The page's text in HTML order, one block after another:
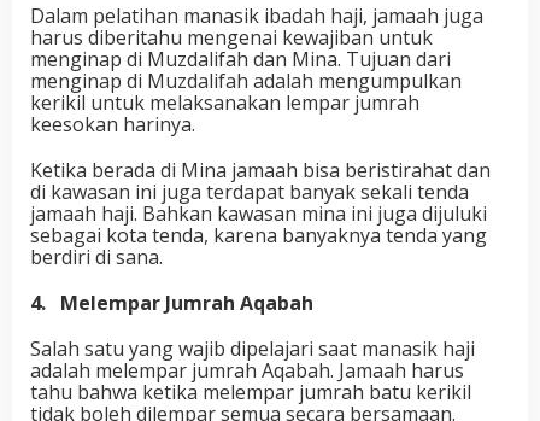
Dalam pelatihan manasik ibadah haji, jamaah juga
harus diberitahu mengenai kewajiban untuk
menginap di Muzdalifah dan Mina. Tujuan dari
menginap di Muzdalifah adalah mengumpulkan
kerikil untuk melaksanakan lempar jumrah
keesokan harinya.
Ketika berada di Mina jamaah bisa beristirahat dan
di kawasan ini juga terdapat banyak sekali tenda
jamaah haji. Bahkan kawasan mina ini juga dijuluki
sebagai kota tenda, karena banyaknya tenda yang
berdiri di sana.
4. Melempar Jumrah Aqabah
Salah satu yang wajib dipelajari saat manasik haji
adalah melempar jumrah Aqabah. Jamaah harus
tahu bahwa ketika melempar jumrah batu kerikil
tidak boleh dilempar semua secara bersamaan.